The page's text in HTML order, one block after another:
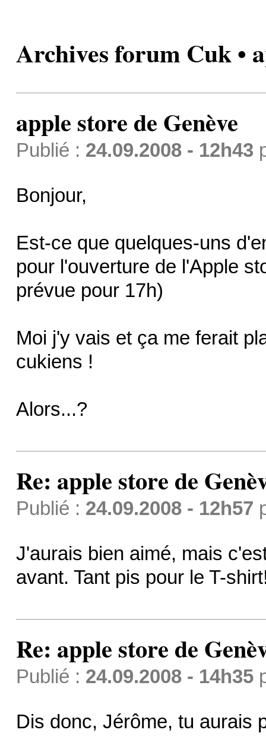
Archives forum Cuk •
apple store de Genève
Publié : 24.09.2008 - 12h43
Bonjour,
Est-ce que quelques-uns
pour l'ouverture de l'Apple
prévue pour 17h)
Moi j'y vais et ça me ferait
cukiens !
Alors...?
Re: apple store de
Publié : 24.09.2008 - 12h57
J'aurais bien aimé, mais
avant. Tant pis pour le T-
Re: apple store de
Publié : 24.09.2008 - 14h35
Dis donc, Jérôme, tu aurais